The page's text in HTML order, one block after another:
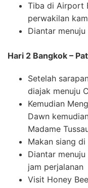
Tiba di Airport
perwakilan
Diantar
Hari 2 Bangkok –
Setelah
diajak menuju
Kemudian
Dawn
Madame
Makan siang
Diantar
jam perjalanan
Visit Honey